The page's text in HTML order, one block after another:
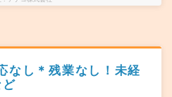
なし＊残業なし！未経